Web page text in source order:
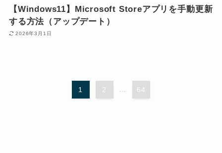
【Windows11】Microsoft Storeアプリを手動更新
する方法（アップデート）
2026年3月1日
1 2 ... 64